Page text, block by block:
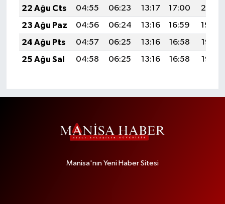
22 Ağu Cts
04:55 06:23 13:17 17:00
20:01
23 Ağu Paz
04:56 06:24 13:16 16:59
19:59
24 Ağu Pts
04:57 06:25 13:16 16:58
19:58
25 Ağu Sal
04:58 06:25 13:16 16:58 19:56
Manisa'nın Yeni Haber Sitesi